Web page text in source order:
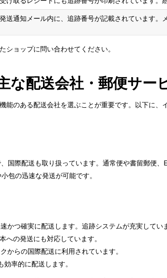
送通知メール内に、追跡番号が記載されています。
ショップに問い合わせてください。
な配送会社・郵便サー
能のある配送会社を選ぶことが重要です。以下に
際配送も取り扱っています。通常便や書留郵便、
包の迅速な発送が可能です。
つ確実に配送します。追跡システムが充実してい
への発送にも対応しています。
からの国際配送に利用されています。
率的に配送します。